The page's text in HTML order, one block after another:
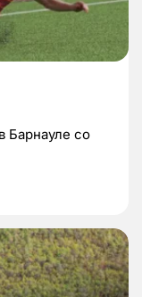
Барнауле со